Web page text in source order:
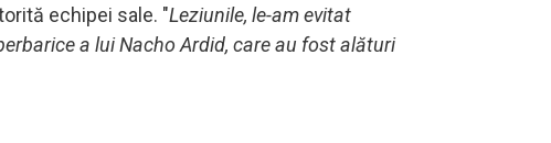
echipei sale. "Leziunile, le-am evitat
a lui Nacho Ardid, care au fost alături